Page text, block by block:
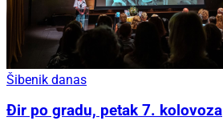
Šibenik danas
Đir po gradu, petak 7. kolovoza